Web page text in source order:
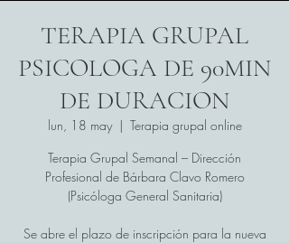
TERAPIA GRUPAL
PSICOLOGA DE 90MIN
DE DURACION
lun, 18 may
  |
Terapia grupal online
Terapia Grupal Semanal – Dirección
Profesional de Bárbara Clavo Romero
(Psicóloga General Sanitaria)
Se abre el plazo de inscripción para la nueva